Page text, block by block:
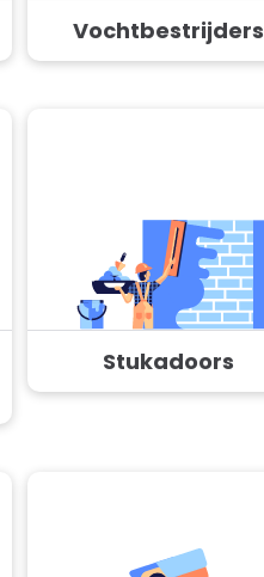
Vochtbestrijders
Stukadoors